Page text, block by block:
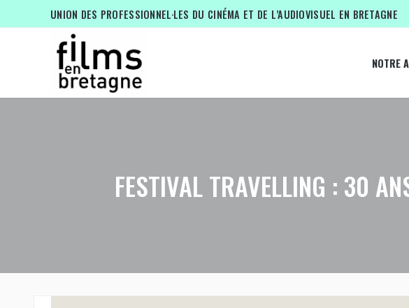
UNION DES PROFESSIONNEL·LES DU CINÉMA ET DE L’AUDIOVISUEL EN BRETAGNE
NOTRE
FESTIVAL TRAVELLING : 30